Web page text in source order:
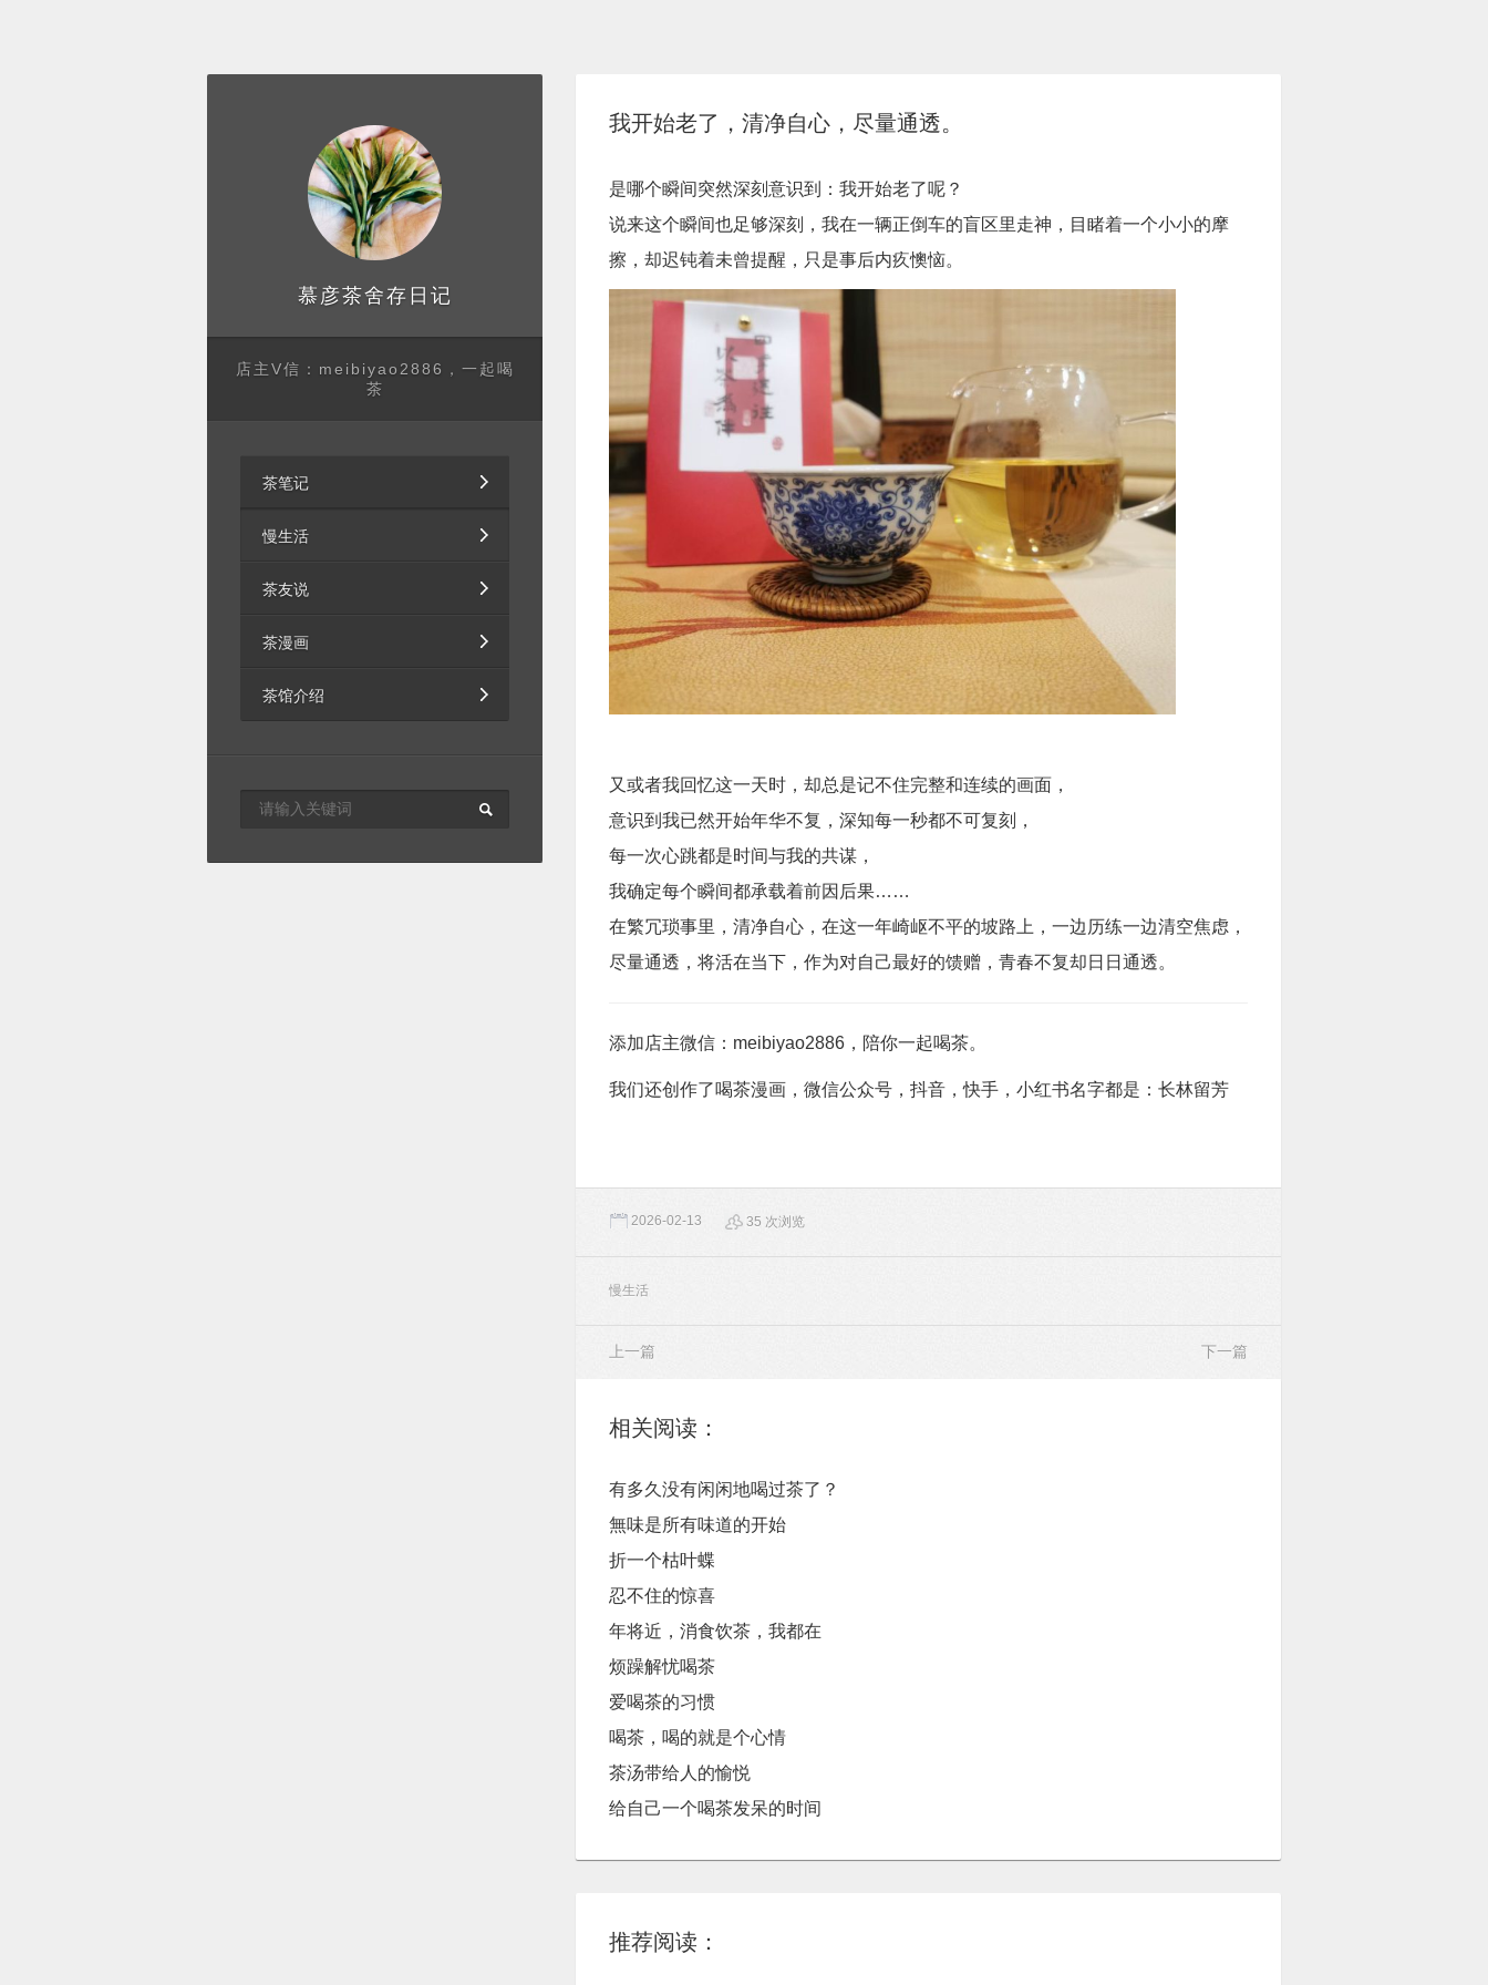
慕彦茶舍存日记
店主V信：meibiyao2886，一起喝
茶
茶笔记
慢生活
茶友说
茶漫画
茶馆介绍
我开始老了，清净自心，尽量通透。
是哪个瞬间突然深刻意识到：我开始老了呢？
说来这个瞬间也足够深刻，我在一辆正倒车的盲区里走神，目睹着一个小小的摩
擦，却迟钝着未曾提醒，只是事后内疚懊恼。
又或者我回忆这一天时，却总是记不住完整和连续的画面，
意识到我已然开始年华不复，深知每一秒都不可复刻，
每一次心跳都是时间与我的共谋，
我确定每个瞬间都承载着前因后果……
在繁冗琐事里，清净自心，在这一年崎岖不平的坡路上，一边历练一边清空焦虑，
尽量通透，将活在当下，作为对自己最好的馈赠，青春不复却日日通透。
添加店主微信：meibiyao2886，陪你一起喝茶。
我们还创作了喝茶漫画，微信公众号，抖音，快手，小红书名字都是：长林留芳
2026-02-13 35 次浏览
慢生活
上一篇 下一篇
相关阅读：
有多久没有闲闲地喝过茶了？
無味是所有味道的开始
折一个枯叶蝶
忍不住的惊喜
年将近，消食饮茶，我都在
烦躁解忧喝茶
爱喝茶的习惯
喝茶，喝的就是个心情
茶汤带给人的愉悦
给自己一个喝茶发呆的时间
推荐阅读：